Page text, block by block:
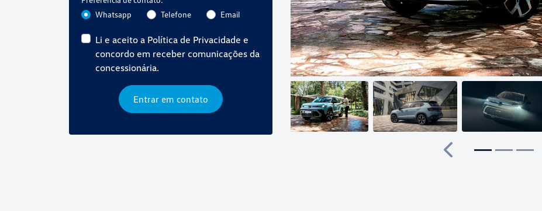
Whatsapp
Telefone Email
Li e aceito a Política de Privacidade e
concordo em receber comunicações da
concessionária.
Entrar em contato
Anterior